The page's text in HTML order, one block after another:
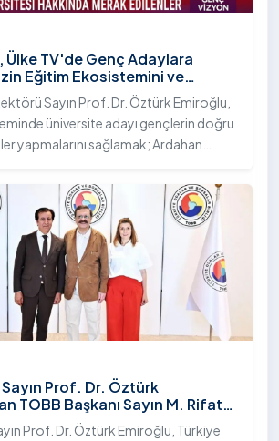
Ülke TV'de Genç Adaylara
Eğitim Ekosistemini ve
İmkânları Anlattı
Sayın Prof. Dr. Öztürk Emiroğlu,
üniversite adayı gençlerin doğru
yapmalarını sağlamak; Ardahan
imkânlarını aktarmak üzere Ülke TV
"Genç Vizyon" programına
olarak katıldı.
Prof. Dr. Öztürk
TOBB Başkanı Sayın M. Rifat
Ziyaret
Prof. Dr. Öztürk Emiroğlu, Türkiye